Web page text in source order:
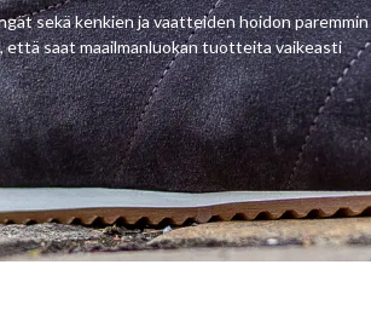
sekä kenkien ja vaatteiden hoidon paremmin
että saat maailmanluokan tuotteita vaikeasti